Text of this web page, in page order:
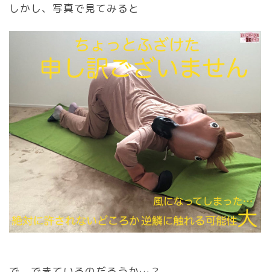
しかし、写真で見てみると